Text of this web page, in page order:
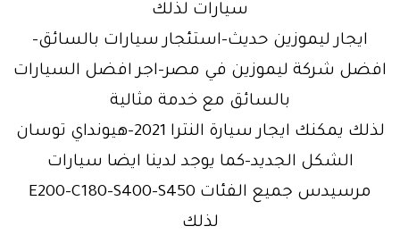
سيارات لذلك
ايجار ليموزين حديث-استئجار سيارات بالسائق-
افضل شركة ليموزين في مصر-اجر افضل السيارات
بالسائق مع خدمة مثالية
لذلك يمكنك ايجار سيارة النترا 2021-هيونداي توسان
الشكل الجديد-كما يوجد لدينا ايضا سيارات
مرسيدس جميع الفئات E200-C180-S400-S450
لذلك